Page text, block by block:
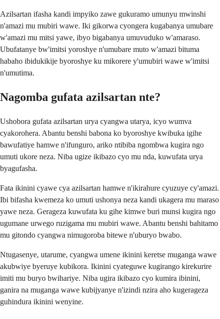
Azilsartan ifasha kandi impyiko zawe gukuramo umunyu mwinshi
n'amazi mu mubiri wawe. Iki gikorwa cyongera kugabanya umubare
w'amazi mu mitsi yawe, ibyo bigabanya umuvuduko w'amaraso.
Ubufatanye bw'imitsi yoroshye n'umubare muto w'amazi bituma
habaho ibidukikije byoroshye ku mikorere y'umubiri wawe w'imitsi
n'umutima.
Nagomba gufata azilsartan nte?
Ushobora gufata azilsartan urya cyangwa utarya, icyo wumva
cyakorohera. Abantu benshi babona ko byoroshye kwibuka igihe
bawufatiye hamwe n'ifunguro, ariko ntibiba ngombwa kugira ngo
umuti ukore neza. Niba ugize ikibazo cyo mu nda, kuwufata urya
byagufasha.
Fata ikinini cyawe cya azilsartan hamwe n'ikirahure cyuzuye cy'amazi.
Ibi bifasha kwemeza ko umuti ushonya neza kandi ukagera mu maraso
yawe neza. Gerageza kuwufata ku gihe kimwe buri munsi kugira ngo
ugumane urwego ruzigama mu mubiri wawe. Abantu benshi bahitamo
mu gitondo cyangwa nimugoroba bitewe n'uburyo bwabo.
Ntugasenye, utarume, cyangwa umene ikinini keretse muganga wawe
akubwiye byeruye kubikora. Ikinini cyateguwe kugirango kirekurire
imiti mu buryo bwihariye. Niba ugira ikibazo cyo kumira ibinini,
ganira na muganga wawe kubijyanye n'izindi nzira aho kugerageza
guhindura ikinini wenyine.